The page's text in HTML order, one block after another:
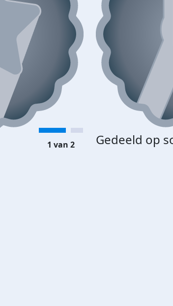
Gedeeld op
1 van 2